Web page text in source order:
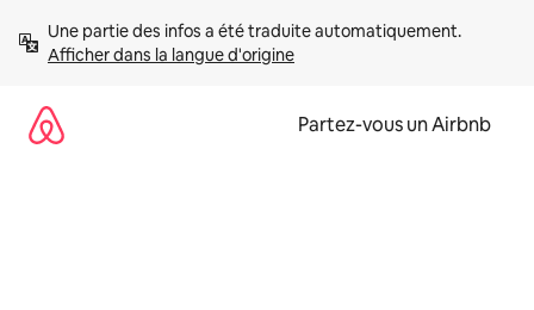
directement
Afficher dans la langue d'origine
Partez-vous un Airbnb